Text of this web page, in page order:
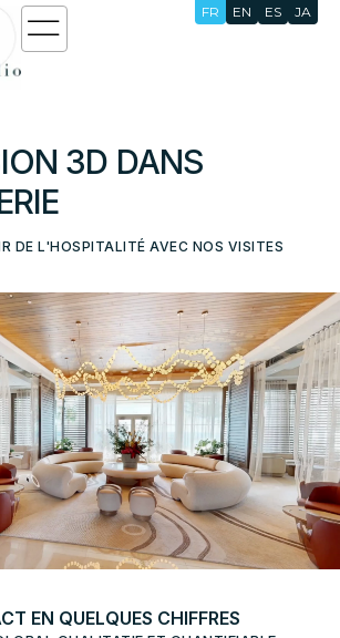
FR EN ES JA
3D DANS
DE L'HOSPITALITÉ AVEC NOS VISITES
EN QUELQUES CHIFFRES